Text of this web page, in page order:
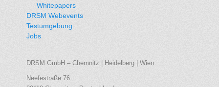
Whitepapers
DRSM Webevents
Testumgebung
Jobs
DRSM GmbH – Chemnitz | Heidelberg | Wien
Neefestraße 76